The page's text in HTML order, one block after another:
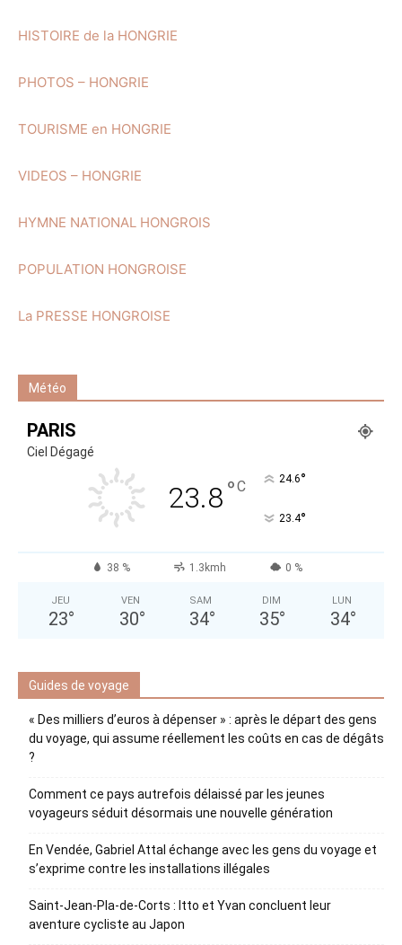
HISTOIRE de la HONGRIE
PHOTOS – HONGRIE
TOURISME en HONGRIE
VIDEOS – HONGRIE
HYMNE NATIONAL HONGROIS
POPULATION HONGROISE
La PRESSE HONGROISE
Météo
PARIS
Ciel Dégagé
23.8°C 24.6°
23.4°
38 % 1.3kmh 0 %
JEU
23°
VEN
30°
SAM
34°
DIM
35°
LUN
34°
Guides de voyage
« Des milliers d’euros à dépenser » : après le départ des gens
du voyage, qui assume réellement les coûts en cas de dégâts
?
Comment ce pays autrefois délaissé par les jeunes
voyageurs séduit désormais une nouvelle génération
En Vendée, Gabriel Attal échange avec les gens du voyage et
s’exprime contre les installations illégales
Saint-Jean-Pla-de-Corts : Itto et Yvan concluent leur
aventure cycliste au Japon